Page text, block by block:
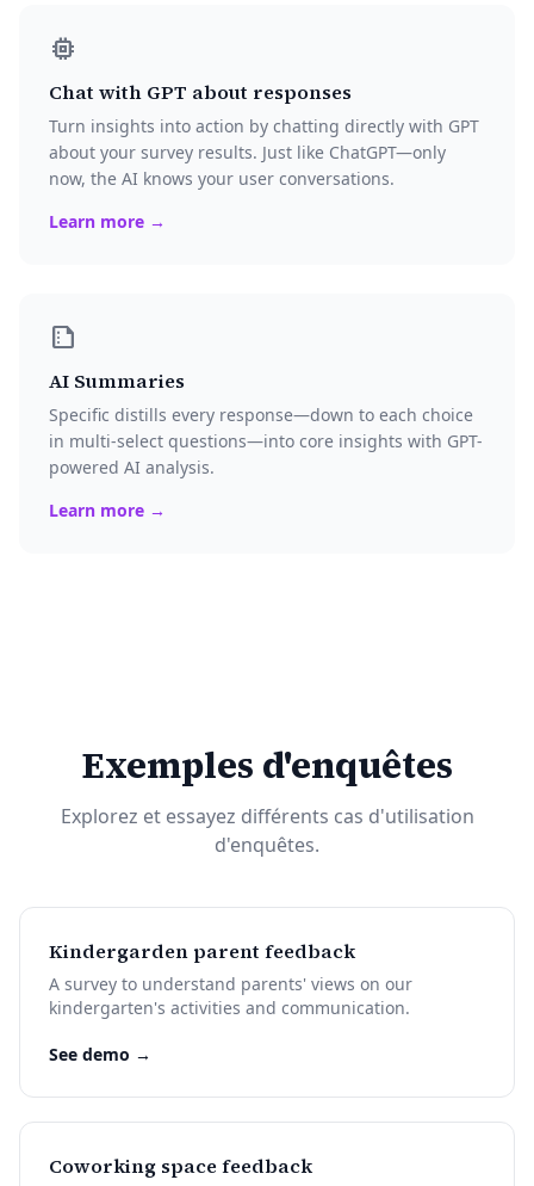
memory
Chat with GPT about responses
Turn insights into action by chatting directly with GPT
about your survey results. Just like ChatGPT—only
now, the AI knows your user conversations.
Learn more →
summarize
AI Summaries
Specific distills every response—down to each choice
in multi-select questions—into core insights with GPT-
powered AI analysis.
Learn more →
Exemples d'enquêtes
Explorez et essayez différents cas d'utilisation
d'enquêtes.
Kindergarden parent feedback
A survey to understand parents' views on our
kindergarten's activities and communication.
See demo →
Coworking space feedback